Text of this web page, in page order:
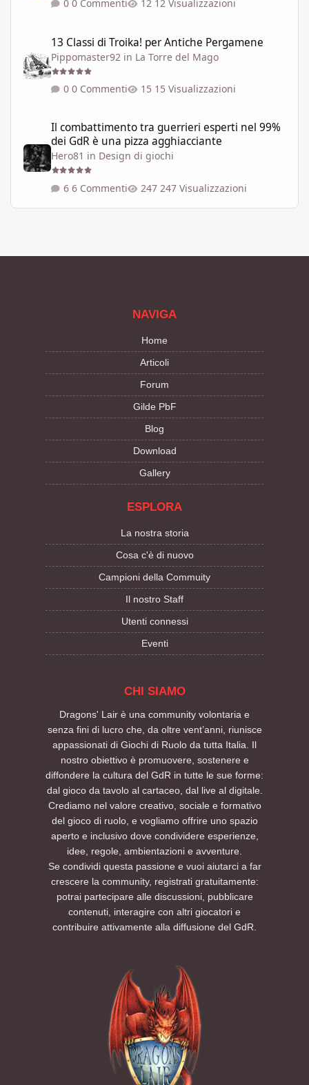
0 Commenti 12 Visualizzazioni
13 Classi di Troika! per Antiche Pergamene
Pippomaster92 in La Torre del Mago
0 Commenti 15 Visualizzazioni
Il combattimento tra guerrieri esperti nel 99%
dei GdR è una pizza agghiacciante
Hero81 in Design di giochi
6 Commenti 247 Visualizzazioni
NAVIGA
Home
Articoli
Forum
Gilde PbF
Blog
Download
Gallery
ESPLORA
La nostra storia
Cosa c'è di nuovo
Campioni della Commuity
Il nostro Staff
Utenti connessi
Eventi
CHI SIAMO
Dragons' Lair è una community volontaria e
senza fini di lucro che, da oltre vent’anni, riunisce
appassionati di Giochi di Ruolo da tutta Italia. Il
nostro obiettivo è promuovere, sostenere e
diffondere la cultura del GdR in tutte le sue forme:
dal gioco da tavolo al cartaceo, dal live al digitale.
Crediamo nel valore creativo, sociale e formativo
del gioco di ruolo, e vogliamo offrire uno spazio
aperto e inclusivo dove condividere esperienze,
idee, regole, ambientazioni e avventure.
Se condividi questa passione e vuoi aiutarci a far
crescere la community, registrati gratuitamente:
potrai partecipare alle discussioni, pubblicare
contenuti, interagire con altri giocatori e
contribuire attivamente alla diffusione del GdR.